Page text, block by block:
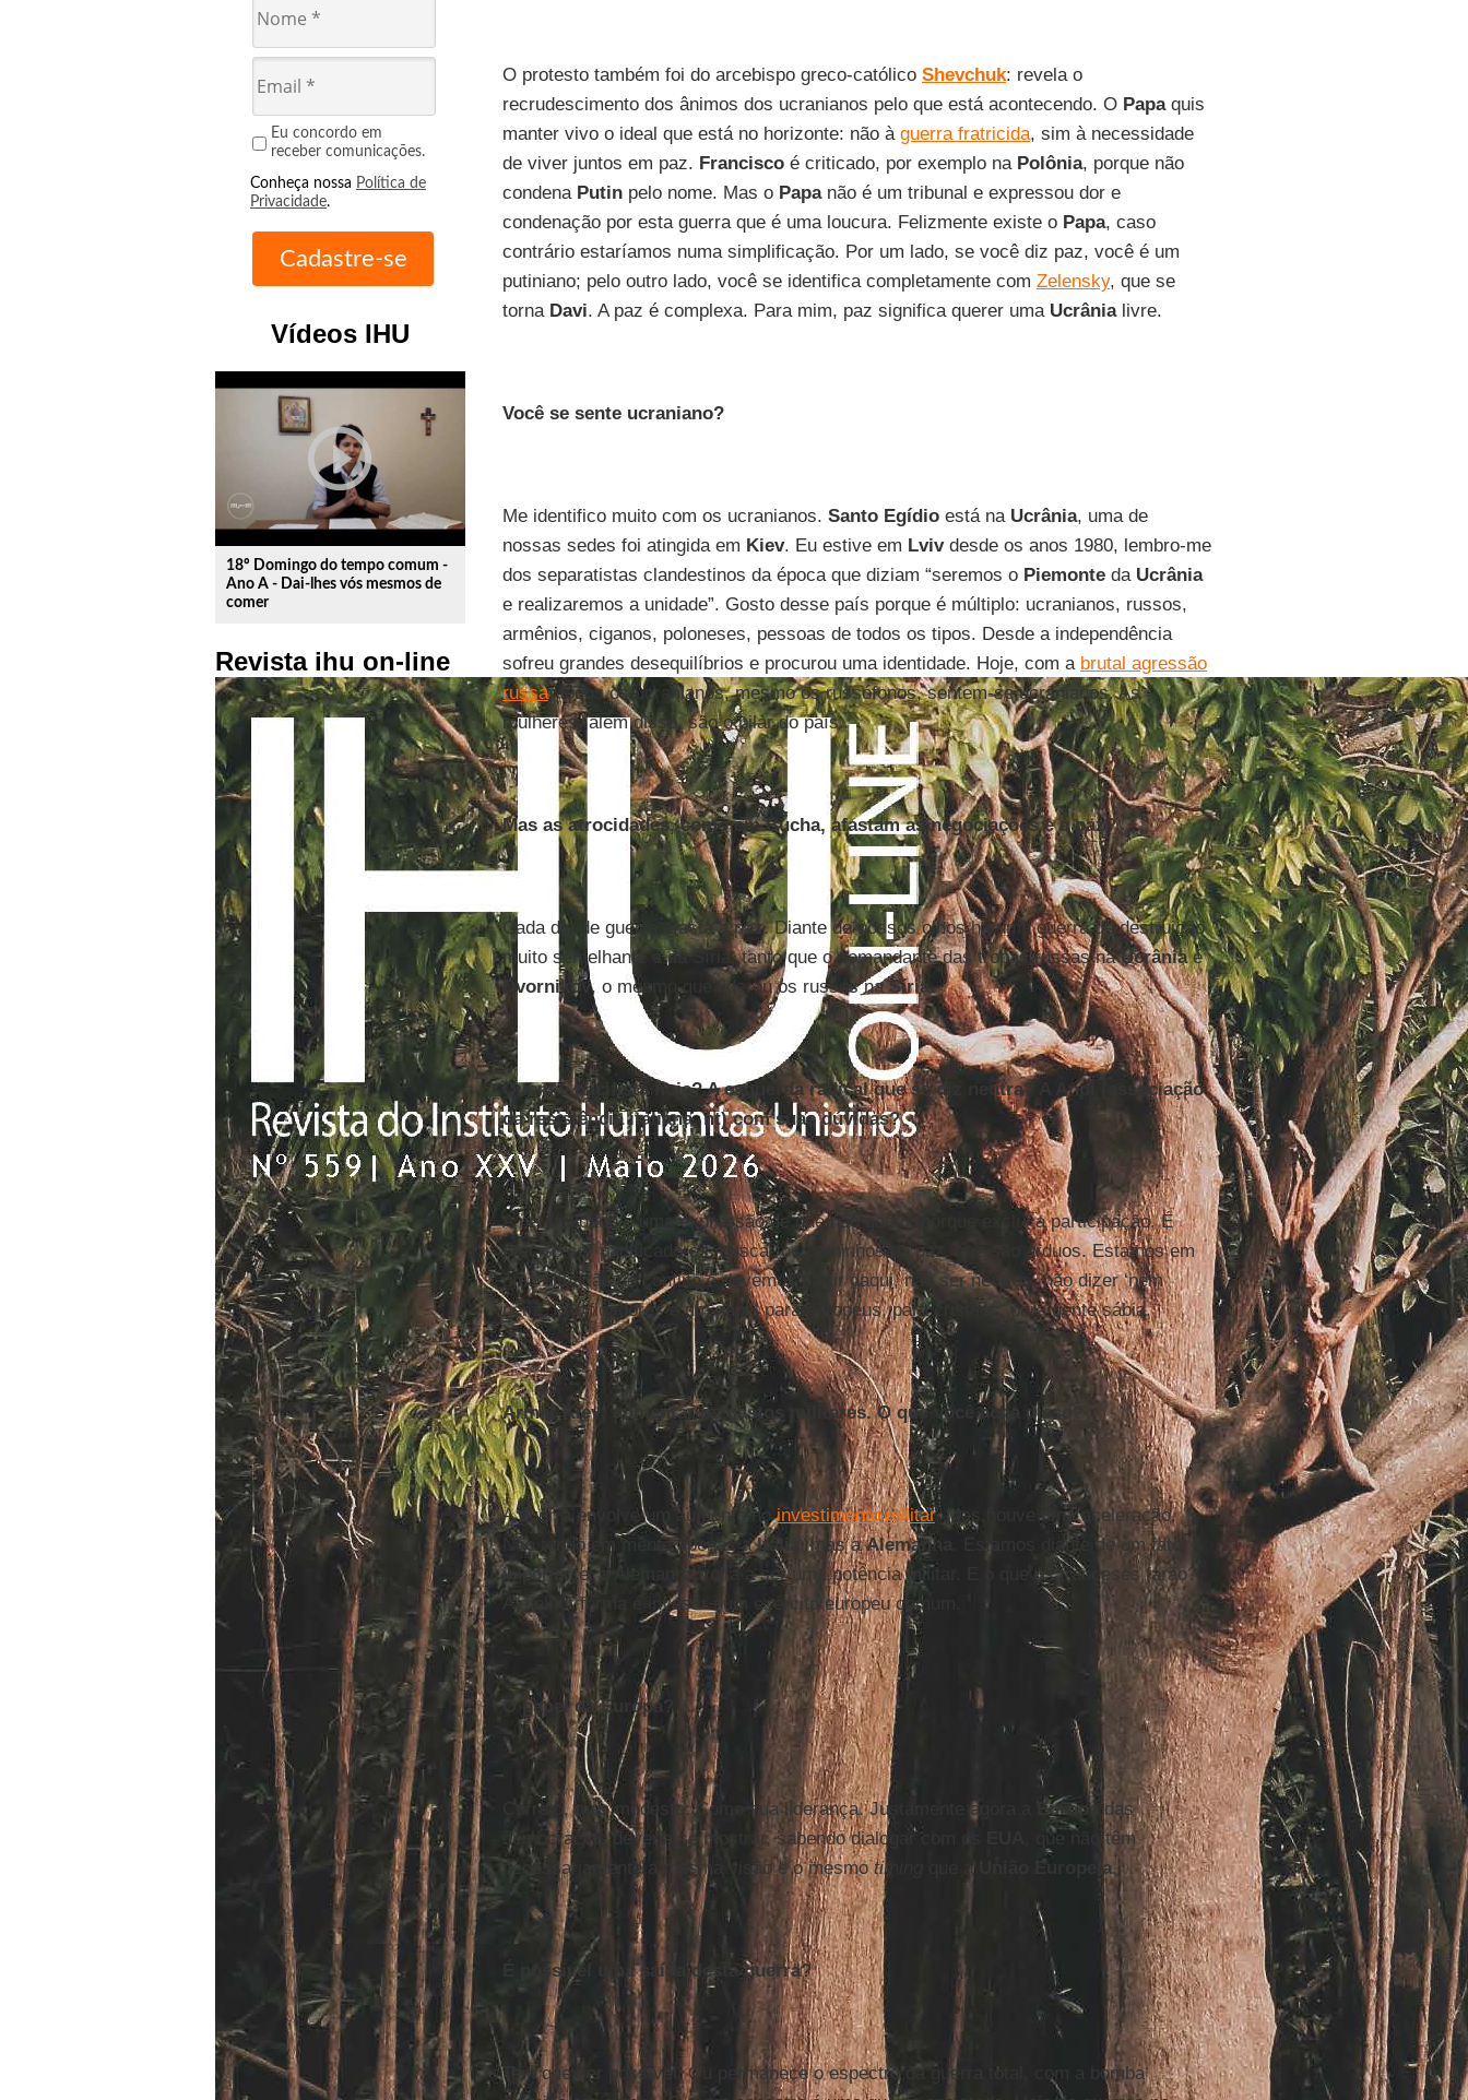
Eu concordo em
receber comunicações.
Conheça nossa Política de
Privacidade.
Vídeos IHU
play_circle_outline
18º Domingo do tempo comum -
Ano A - Dai-lhes vós mesmos de
comer
Revista ihu on-line
O protesto também foi do arcebispo greco-católico Shevchuk: revela o
recrudescimento dos ânimos dos ucranianos pelo que está acontecendo. O Papaquis
manter vivo o ideal que está no horizonte: não à guerra fratricida, sim à necessidade
de viver juntos em paz. Franciscoé criticado, por exemplo na Polônia, porque não
condena Putinpelo nome. Mas o Papanão é um tribunal e expressou dor e
condenação por esta guerra que é uma loucura. Felizmente existe o Papa, caso
contrário estaríamos numa simplificação. Por um lado, se você diz paz, você é um
putiniano; pelo outro lado, você se identifica completamente com Zelensky, que se
torna Davi. A paz é complexa. Para mim, paz significa querer uma Ucrânialivre.
Você se sente ucraniano?
Me identifico muito com os ucranianos. Santo Egídioestá na Ucrânia, uma de
nossas sedes foi atingida em Kiev. Eu estive em Lvivdesde os anos 1980, lembro-me
dos separatistas clandestinos da época que diziam “seremos o Piemonteda Ucrânia
e realizaremos a unidade”. Gosto desse país porque é múltiplo: ucranianos, russos,
armênios, ciganos, poloneses, pessoas de todos os tipos. Desde a independência
sofreu grandes desequilíbrios e procurou uma identidade. Hoje, com a brutal agressão
russa, todos os ucranianos, mesmo os russófonos, sentem-se ucranianos. As
mulheres, além disso, são o pilar do país.
Mas as atrocidades, como em Bucha, afastam as negociações e a paz?
Cada dia de guerra afasta a paz. Diante de nossos olhos há uma guerra de destruição
muito semelhante à da Síria, tanto que o comandante das tropas russas naUcrâniaé
Dvornikov, o mesmo que liderou os russos naSíria.
Quem é pacifista hoje? A esquerda radical que se diz neutra? A Anpi (associação
da resistência italiana, nt) com suas dúvidas?
A neutralidade é uma expressão de que não gosto, porque exclui a participação. É
preciso ser pacificadores, buscar os caminhos da paz, que são árduos. Estamos em
uma situação de conflito e devemos partir daqui, não ser neutros, não dizer ‘nem
nem’. Pacificadores é um papel para europeus, para cristãos, para gente sábia.
Armar Kiev; aumentar os gastos militares. O que você acha disso?
A guerra envolve um aumento noinvestimento militar. Mas houve uma aceleração.
Não tenho em mente apenas aItália , mas aAlemanha
. Estamos diante de um fato
importante: a Alemanha volta a ser uma potência militar. E o que os franceses farão?
A melhor forma é investir num exército europeu comum.
O papel da Europa?
Correto, mas modesto. Como sua liderança. Justamente agora a Europa das
democracias deveria se mostrar, sabendo dialogar com os
, que não têm
necessariamente a mesma visão e o mesmotiming que a União Europeia.
É possível uma saída desta guerra?
Tem que ser possível. Ou permanece o espectro da guerra total, com a bomba